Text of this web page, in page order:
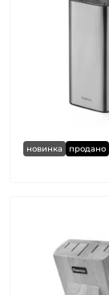
новинка продано